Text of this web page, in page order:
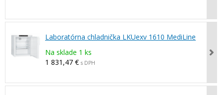
Laboratórna chladnička LKUexv 1610 MediLine
Na sklade 1 ks
1 831,47 € s DPH